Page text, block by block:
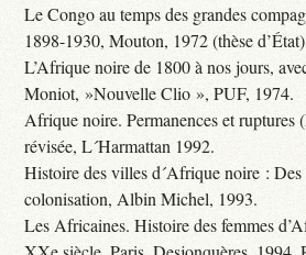
Le Congo au temps des grandes
1898-1930, Mouton, 1972 (thèse
L’Afrique noire de 1800 à nos jours,
Moniot, »Nouvelle Clio », PUF, 1974.
Afrique noire. Permanences et ruptures
révisée, L´Harmattan 1992.
Histoire des villes d´Afrique noire : Des
colonisation, Albin Michel, 1993.
Les Africaines. Histoire des femmes